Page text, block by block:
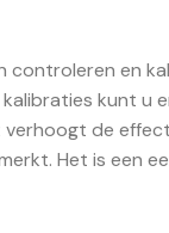
controleren en
kunt u
de
Het is een